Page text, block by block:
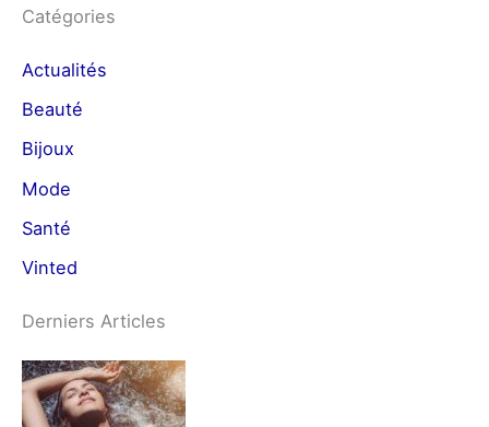
Catégories
Actualités
Beauté
Bijoux
Mode
Santé
Vinted
Derniers Articles